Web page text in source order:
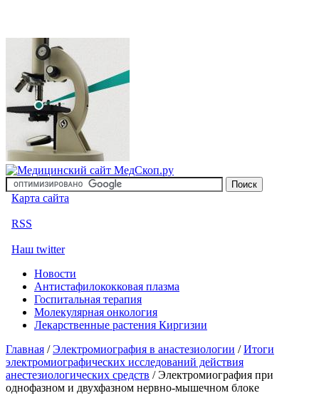
Карта сайта
RSS
Наш twitter
Новости
Антистафилококковая плазма
Госпитальная терапия
Молекулярная онкология
Лекарственные растения Киргизии
Главная /Электромиография в анастезиологии /Итоги
электромиографических исследований действия
анестезиологических средств /Электромиография при
однофазном и двухфазном нервно-мышечном блоке